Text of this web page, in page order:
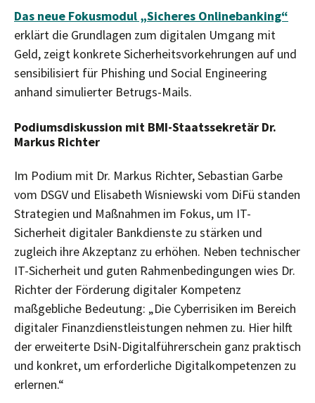
Das neue Fokusmodul „Sicheres Onlinebanking“
erklärt die Grundlagen zum digitalen Umgang mit
Geld, zeigt konkrete Sicherheitsvorkehrungen auf und
sensibilisiert für Phishing und Social Engineering
anhand simulierter Betrugs-Mails.
Podiumsdiskussion mit BMI-Staatssekretär Dr.
Markus Richter
Im Podium mit Dr. Markus Richter, Sebastian Garbe
vom DSGV und Elisabeth Wisniewski vom DiFü standen
Strategien und Maßnahmen im Fokus, um IT-
Sicherheit digitaler Bankdienste zu stärken und
zugleich ihre Akzeptanz zu erhöhen. Neben technischer
IT-Sicherheit und guten Rahmenbedingungen wies Dr.
Richter der Förderung digitaler Kompetenz
maßgebliche Bedeutung: „Die Cyberrisiken im Bereich
digitaler Finanzdienstleistungen nehmen zu. Hier hilft
der erweiterte DsiN-Digitalführerschein ganz praktisch
und konkret, um erforderliche Digitalkompetenzen zu
erlernen.“